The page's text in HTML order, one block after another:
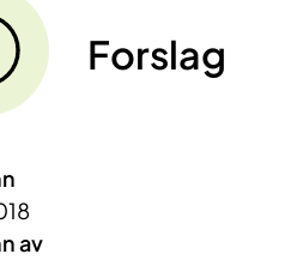
Forslag
av